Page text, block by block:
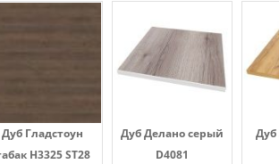
Дуб Гладстоун
H3325 ST28
Дуб Делано серый
D4081
Дуб